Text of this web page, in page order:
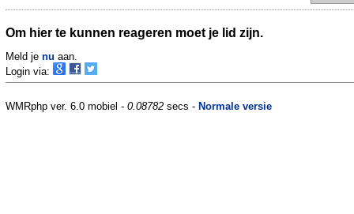
Om hier te kunnen reageren moet je lid zijn.
Meld je nu aan.
Login via:
WMRphp ver. 6.0 mobiel - 0.08782 secs - Normale versie